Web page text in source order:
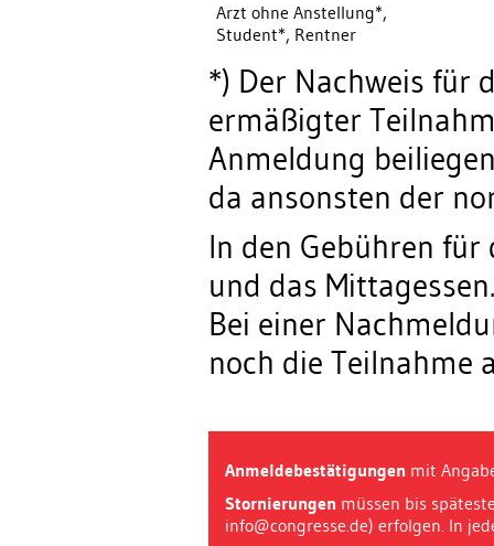
Arzt ohne Anstellung*,
Student*, Rentner
*) Der Nachweis für
ermäßigter
Anmeldung
da ansonsten der
In den Gebühren
und das Mittagessen.
Bei einer
noch die Teilnahme
Anmeldebestätigungen mit
Stornierungen müssen bis
info@congresse.de) erfolgen. In